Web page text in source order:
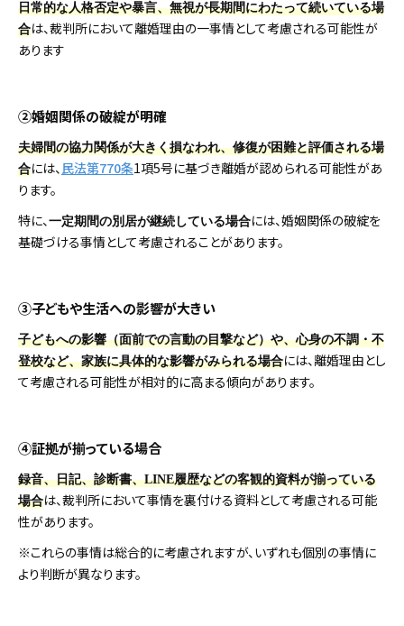
日常的な人格否定や暴言、無視が長期間にわたって続いている場
合は、裁判所において離婚理由の一事情として考慮される可能性が
あります
②婚姻関係の破綻が明確
夫婦間の協力関係が大きく損なわれ、修復が困難と評価される場
合には、民法第770条1項5号に基づき離婚が認められる可能性があ
ります。
特に、一定期間の別居が継続している場合には、婚姻関係の破綻を
基礎づける事情として考慮されることがあります。
③子どもや生活への影響が大きい
子どもへの影響（面前での言動の目撃など）や、心身の不調・不
登校など、家族に具体的な影響がみられる場合には、離婚理由とし
て考慮される可能性が相対的に高まる傾向があります。
④証拠が揃っている場合
録音、日記、診断書、LINE履歴などの客観的資料が揃っている
場合は、裁判所において事情を裏付ける資料として考慮される可能
性があります。
※これらの事情は総合的に考慮されますが、いずれも個別の事情に
より判断が異なります。